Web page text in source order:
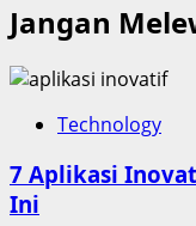
Jangan
Technology
7 Aplikasi
Ini